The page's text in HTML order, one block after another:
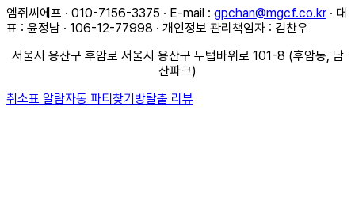
엠쥐씨에프 · 010-7156-3375 · E-mail : gpchan@mgcf.co.kr · 대
표 : 윤정남 · 106-12-77998 · 개인정보 관리책임자 : 김찬우
서울시 용산구 후암로 서울시 용산구 두텁바위로 101-8 (후암동, 남
산파크)
취소표 알람자동 파티찾기 방탈출 리뷰